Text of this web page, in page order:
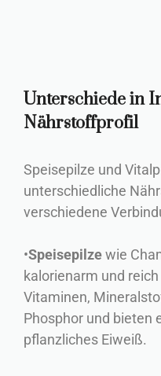
Unterschiede in
Nährstoffprofil
Speisepilze und
unterschiedliche
verschiedene
•Speisepilzewie
kalorienarm und
Vitaminen,
Phosphor und bieten
pflanzliches Eiweiß.